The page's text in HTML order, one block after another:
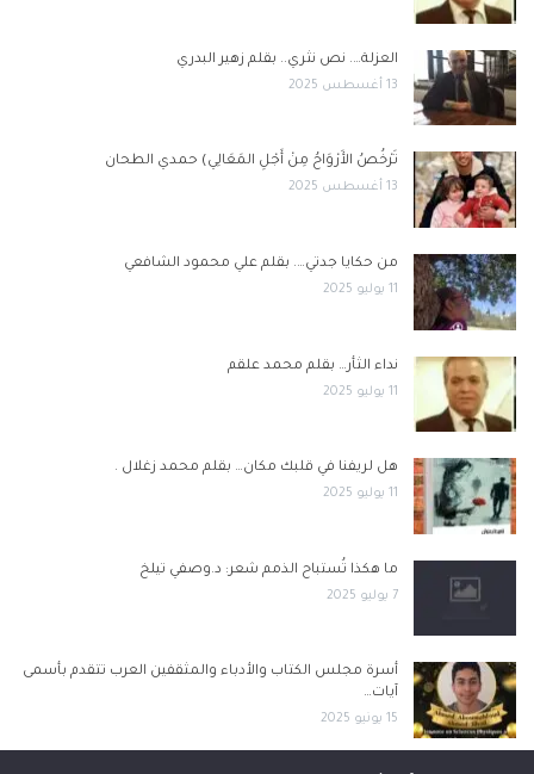
العزلة…. نص نثري.. بقلم زهير البدري
13 أغسطس 2025
تَرْخُصُ الأَرْوَاحُ مِنْ أَجْلِ المَعَالِي) حمدي الطحان
13 أغسطس 2025
من حكايا جدتي…. بقلم علي محمود الشافعي
11 يوليو 2025
نداء الثأر… بقلم محمد علقم
11 يوليو 2025
هل لريفنا في قلبك مكان… بقلم محمد زغلال .
11 يوليو 2025
ما هكذا تُستباح الذمم شعر: د.وصفي تيلخ
7 يوليو 2025
أسرة مجلس الكتاب والأدباء والمثقفين العرب تتقدم بأسمى
آيات…
15 يونيو 2025